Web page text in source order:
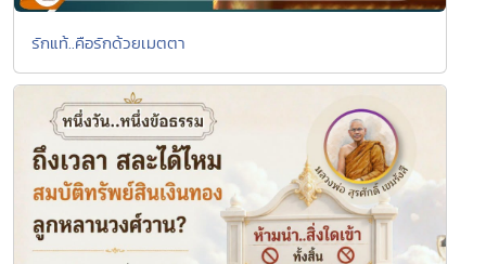
รักแท้..คือรักด้วยเมตตา